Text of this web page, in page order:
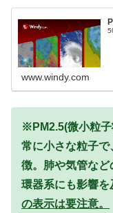
www.windy.com
※PM2.5(微小粒
常に小さな粒子
徴。肺や気管な
環器系にも影響を
の表示は要注意。